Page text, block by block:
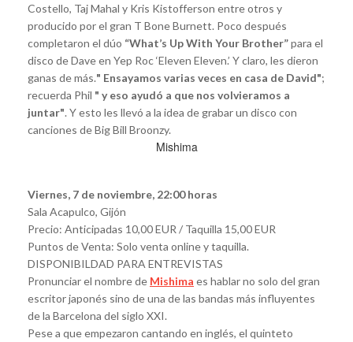
Costello, Taj Mahal y Kris Kistofferson entre otros y
producido por el gran T Bone Burnett. Poco después
completaron el dúo “What’s Up With Your Brother”para el
disco de Dave en Yep Roc ‘Eleven Eleven.’ Y claro, les dieron
ganas de más." Ensayamos varias veces en casa de David";
recuerda Phil " y eso ayudó a que nos volvieramos a
juntar". Y esto les llevó a la idea de grabar un disco con
canciones de Big Bill Broonzy.
Mishima
Viernes, 7 de noviembre, 22:00 horas
Sala Acapulco, Gijón
Precio: Anticipadas 10,00 EUR / Taquilla 15,00 EUR
Puntos de Venta: Solo venta online y taquilla.
DISPONIBILDAD PARA ENTREVISTAS
Pronunciar el nombre de Mishima es hablar no solo del gran
escritor japonés sino de una de las bandas más influyentes
de la Barcelona del siglo XXI.
Pese a que empezaron cantando en inglés, el quinteto